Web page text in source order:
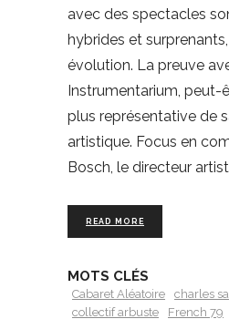
avec des spectacles
hybrides et
évolution. La preuve
Instrumentarium, peut-
plus représentative de
artistique. Focus en
Bosch, le directeur
READ MORE
MOTS CLÉS
Cabaret Aléatoire
charles
collectif arbuste
French 79